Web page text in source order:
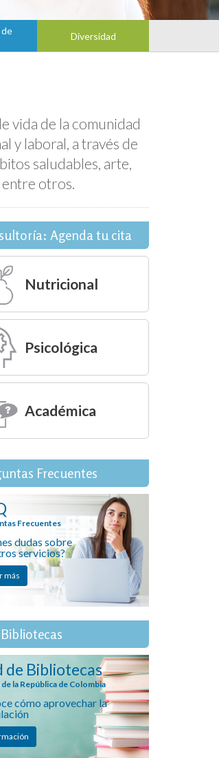
Diversidad
vida de la comunidad
y laboral, a través de
saludables, arte,
entre otros.
Agenda tu cita
Nutricional
Psicológica
Académica
Frecuentes
Frecuentes
dudas sobre
servicios?
más
de Bibliotecas
la República de Colombia
cómo aprovechar la